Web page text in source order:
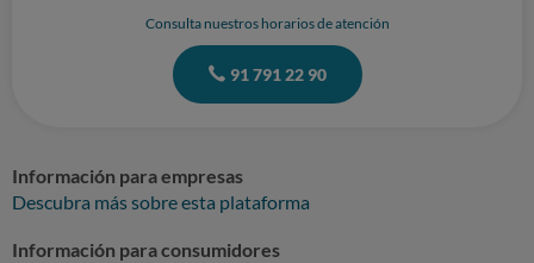
Consulta nuestros horarios de atención
91 791 22 90
Información para empresas
Descubra más sobre esta plataforma
Información para consumidores